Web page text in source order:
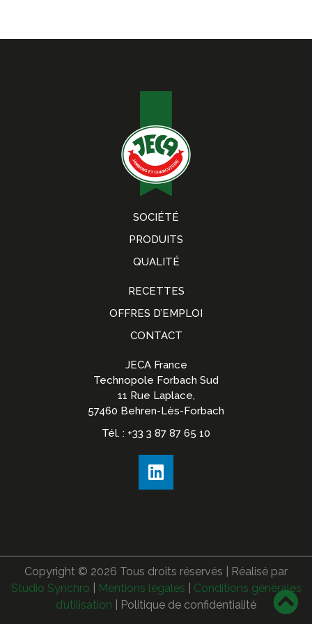
SOCIÉTÉ
PRODUITS
QUALITÉ
RECETTES
OFFRES D’EMPLOI
CONTACT
JECA France
Technopole Forbach Sud
11 Rue Laplace,
57460 Behren-Lès-Forbach
Tél. : +33 3 87 87 65 10
Copyright © 2026 Tous droits réservés | Réalisé par
Studio Synchro
Mentions légales
Conditions générales
d’utilisation | Politique de confidentialité